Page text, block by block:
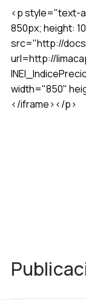
<p style="text-
850px; height:
src="http://
url=http://
width="850"
</iframe></p>